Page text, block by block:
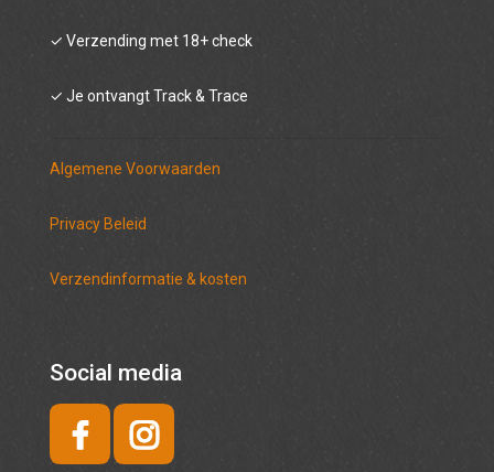
Cadeaubon
✓ Verzending met 18+ check
✓ Je ontvangt Track & Trace
Algemene Voorwaarden
Privacy Beleid
Verzendinformatie & kosten
Social media